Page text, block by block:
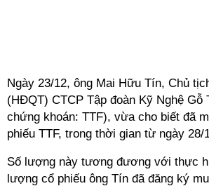
Ngày 23/12, ông Mai Hữu Tín, Chủ
(HĐQT) CTCP Tập đoàn Kỹ Nghệ Gỗ
chứng khoán: TTF), vừa cho biết đã
phiếu TTF, trong thời gian từ ngày 28/
Số lượng này tương đương với thực
lượng cổ phiếu ông Tín đã đăng ký